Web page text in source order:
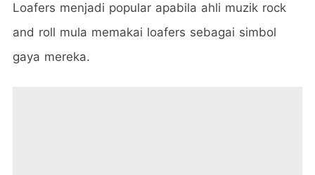
Loafers menjadi popular apabila ahli muzik rock
and roll mula memakai loafers sebagai simbol
gaya mereka.